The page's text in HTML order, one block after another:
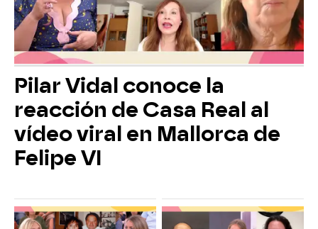
Pilar Vidal conoce la
reacción de Casa Real al
vídeo viral en Mallorca de
Felipe VI